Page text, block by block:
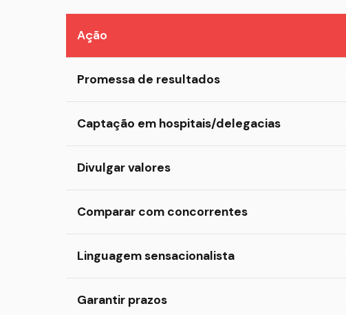
Ação
Promessa de resultados
Captação em hospitais/delegacias
Divulgar valores
Comparar com concorrentes
Linguagem sensacionalista
Garantir prazos